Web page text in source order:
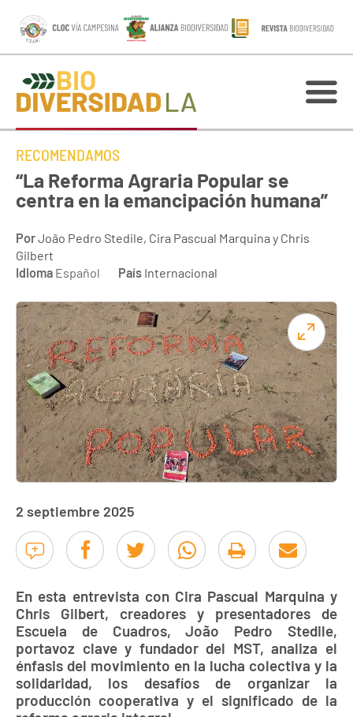
RECOMENDAMOS
“La Reforma Agraria Popular se
centra en la emancipación humana”
PorJoão Pedro Stedile, Cira Pascual Marquina y Chris
Gilbert
Idioma Español País Internacional
2 septiembre 2025
En esta entrevista con Cira Pascual Marquina y
Chris Gilbert, creadores y presentadores de
Escuela de Cuadros, João Pedro Stedile,
portavoz clave y fundador del MST, analiza el
énfasis del movimiento en la lucha colectiva y la
solidaridad, los desafíos de organizar la
producción cooperativa y el significado de la